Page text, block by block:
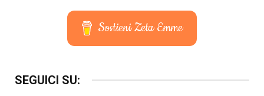
Sostieni Zeta Emme
SEGUICI SU: